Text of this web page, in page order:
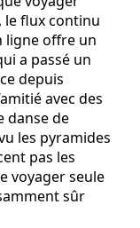
le flux continu
ligne offre un
a passé un
depuis
avec des
danse de
les pyramides
pas les
voyager seule
sûr